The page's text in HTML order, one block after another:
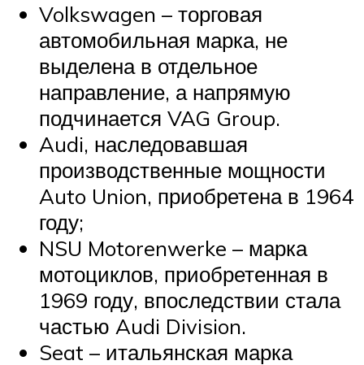
Volkswagen – торговая
автомобильная марка, не
выделена в отдельное
направление, а напрямую
подчинается VAG Group.
Audi, наследовавшая
производственные мощности
Auto Union, приобретена в 1964
году;
NSU Motorenwerke – марка
мотоциклов, приобретенная в
1969 году, впоследствии стала
частью Audi Division.
Seat – итальянская марка